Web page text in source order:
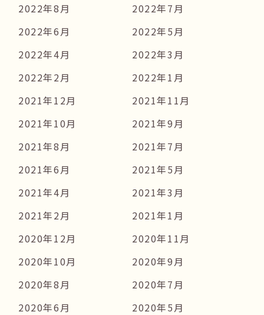
2022年8月
2022年7月
2022年6月
2022年5月
2022年4月
2022年3月
2022年2月
2022年1月
2021年12月
2021年11月
2021年10月
2021年9月
2021年8月
2021年7月
2021年6月
2021年5月
2021年4月
2021年3月
2021年2月
2021年1月
2020年12月
2020年11月
2020年10月
2020年9月
2020年8月
2020年7月
2020年6月
2020年5月